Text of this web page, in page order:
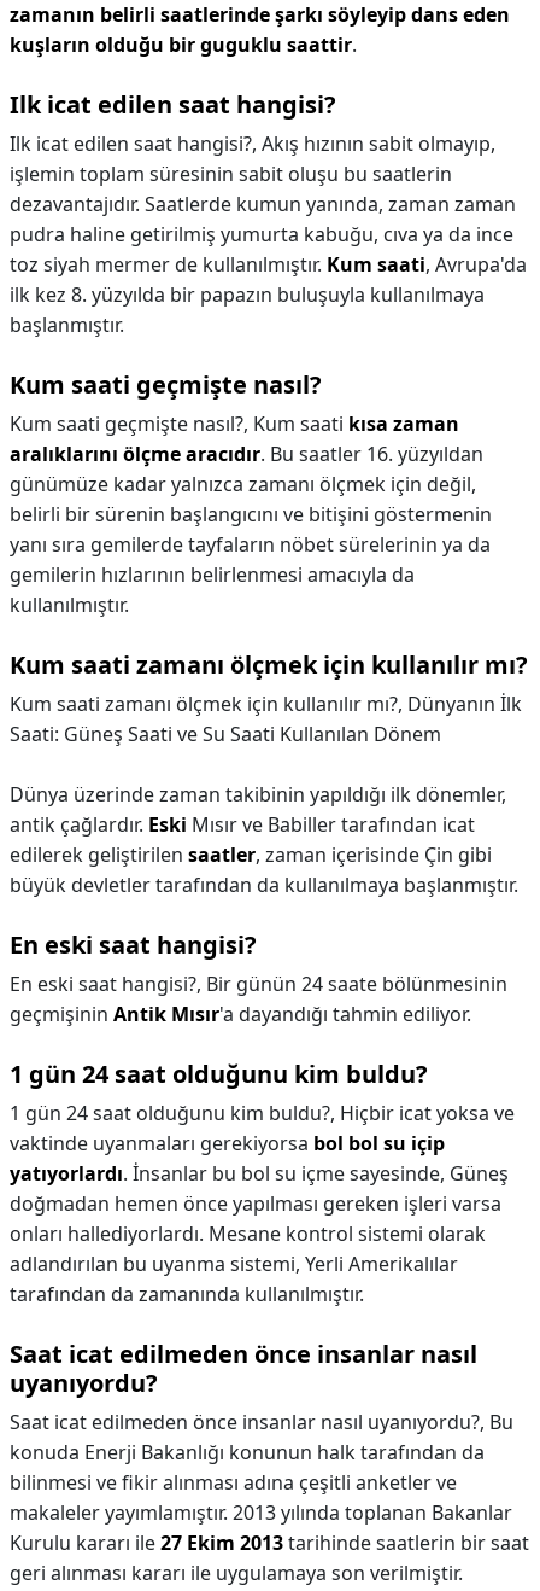
zamanın belirli saatlerinde şarkı söyleyip dans eden
kuşların olduğu bir guguklu saattir.
Ilk icat edilen saat hangisi?
Ilk icat edilen saat hangisi?, Akış hızının sabit olmayıp,
işlemin toplam süresinin sabit oluşu bu saatlerin
dezavantajıdır. Saatlerde kumun yanında, zaman zaman
pudra haline getirilmiş yumurta kabuğu, cıva ya da ince
toz siyah mermer de kullanılmıştır. Kum saati, Avrupa'da
ilk kez 8. yüzyılda bir papazın buluşuyla kullanılmaya
başlanmıştır.
Kum saati geçmişte nasıl?
Kum saati geçmişte nasıl?, Kum saati kısa zaman
aralıklarını ölçme aracıdır. Bu saatler 16. yüzyıldan
günümüze kadar yalnızca zamanı ölçmek için değil,
belirli bir sürenin başlangıcını ve bitişini göstermenin
yanı sıra gemilerde tayfaların nöbet sürelerinin ya da
gemilerin hızlarının belirlenmesi amacıyla da
kullanılmıştır.
Kum saati zamanı ölçmek için kullanılır mı?
Kum saati zamanı ölçmek için kullanılır mı?, Dünyanın İlk
Saati: Güneş Saati ve Su Saati Kullanılan Dönem
Dünya üzerinde zaman takibinin yapıldığı ilk dönemler,
antik çağlardır. Eski Mısır ve Babiller tarafından icat
edilerek geliştirilen saatler, zaman içerisinde Çin gibi
büyük devletler tarafından da kullanılmaya başlanmıştır.
En eski saat hangisi?
En eski saat hangisi?, Bir günün 24 saate bölünmesinin
geçmişinin Antik Mısır'a dayandığı tahmin ediliyor.
1 gün 24 saat olduğunu kim buldu?
1 gün 24 saat olduğunu kim buldu?, Hiçbir icat yoksa ve
vaktinde uyanmaları gerekiyorsa bol bol su içip
yatıyorlardı. İnsanlar bu bol su içme sayesinde, Güneş
doğmadan hemen önce yapılması gereken işleri varsa
onları hallediyorlardı. Mesane kontrol sistemi olarak
adlandırılan bu uyanma sistemi, Yerli Amerikalılar
tarafından da zamanında kullanılmıştır.
Saat icat edilmeden önce insanlar nasıl
uyanıyordu?
Saat icat edilmeden önce insanlar nasıl uyanıyordu?, Bu
konuda Enerji Bakanlığı konunun halk tarafından da
bilinmesi ve fikir alınması adına çeşitli anketler ve
makaleler yayımlamıştır. 2013 yılında toplanan Bakanlar
Kurulu kararı ile27 Ekim 2013tarihinde saatlerin bir saat
geri alınması kararı ile uygulamaya son verilmiştir.